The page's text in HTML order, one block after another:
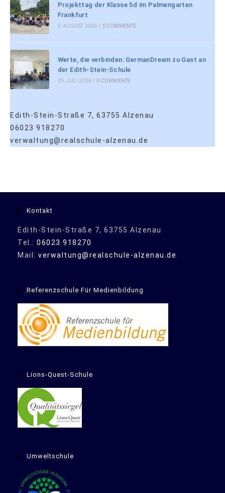
Projekttag der Klasse 5d im Palmengarten
Frankfurt
5. AUGUST 2026 / 0 COMMENTS
Werte, die verbinden: GermanDream zu Gast an
der Edith-Stein-Schule
29. JULI 2026 / 0 COMMENTS
Edith-Stein-Straße 7, 63755 Alzenau
06023 918270
verwaltung@realschule-alzenau.de
Kontakt
Edith-Stein-Straße 7, 63755 Alzenau
Tel.: 06023 918270
Mail: verwaltung@realschule-alzenau.de
Referenzschule Für Medienbildung
Lions-Quest-Schule
Umweltschule